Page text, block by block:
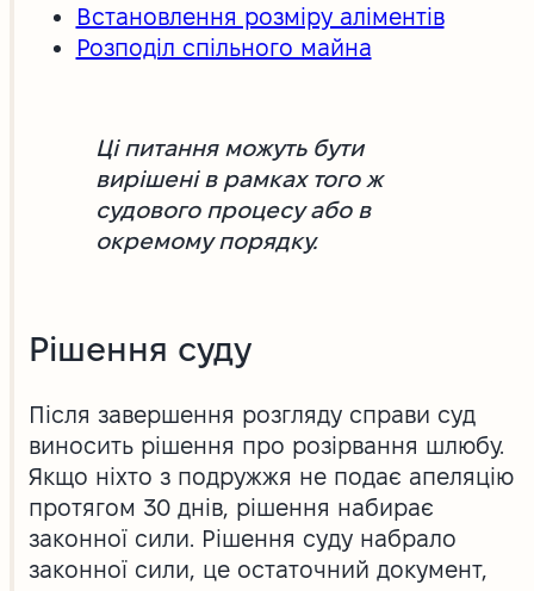
Встановлення розміру аліментів
Розподіл спільного майна
Ці питання можуть бути
вирішені в рамках того ж
судового процесу або в
окремому порядку.
Рішення суду
Після завершення розгляду справи суд
виносить рішення про розірвання шлюбу.
Якщо ніхто з подружжя не подає апеляцію
протягом 30 днів, рішення набирає
законної сили. Рішення суду набрало
законної сили, це остаточний документ,